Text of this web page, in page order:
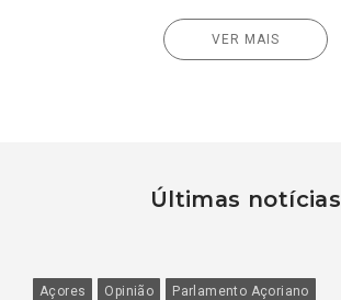
VER MAIS
Últimas notícias
Açores Opinião Parlamento Açoriano